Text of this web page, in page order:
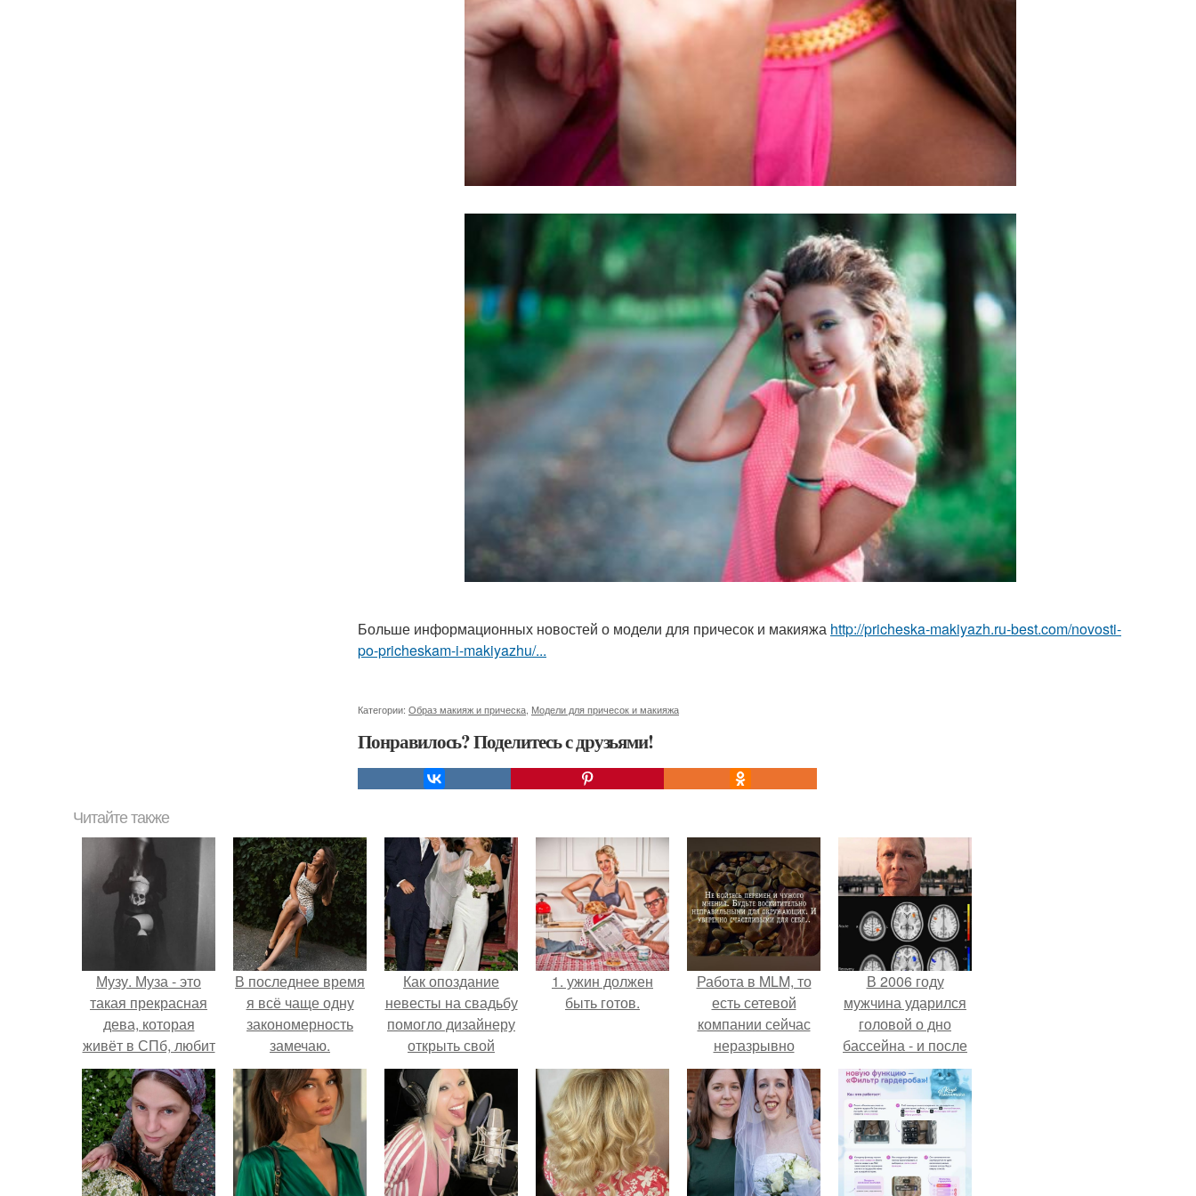
Больше информационных новостей о модели для причесок и макияжа http://pricheska-makiyazh.ru-best.com/novosti-
po-pricheskam-i-makiyazhu/...
Категории: Образ макияж и прическа Модели для причесок и макияжа
Понравилось? Поделитесь с друзьями!
Читайте также
Музу. Муза - это
такая прекрасная
дева, которая
живёт в СПб, любит
в фотографии
мрачненькое и
желает работать
вместе со мной над
фото идеями.
В последнее время
я всё чаще одну
закономерность
замечаю.
Как опоздание
невесты на свадьбу
помогло дизайнеру
открыть свой
бренд.
1. ужин должен
быть готов.
Работа в MLM, то
есть сетевой
компании сейчас
неразрывно
связана с создание
своего контента,
своей страницы в
соц сетях.
В 2006 году
мужчина ударился
головой о дно
бассейна - и после
этого его жизнь
изменилась самым
странным образом.